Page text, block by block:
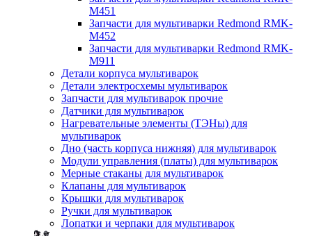
M451
Запчасти для мультиварки Redmond RMK-
M452
Запчасти для мультиварки Redmond RMK-
M911
Детали корпуса мультиварок
Детали электросхемы мультиварок
Запчасти для мультиварок прочие
Датчики для мультиварок
Нагревательные элементы (ТЭНы) для
мультиварок
Дно (часть корпуса нижняя) для мультиварок
Модули управления (платы) для мультиварок
Мерные стаканы для мультиварок
Клапаны для мультиварок
Крышки для мультиварок
Ручки для мультиварок
Лопатки и черпаки для мультиварок